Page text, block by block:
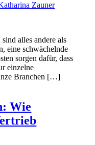
Zauner
alles andere als
eine schwächelnde
sorgen dafür, dass
einzelne
Branchen […]
Wie